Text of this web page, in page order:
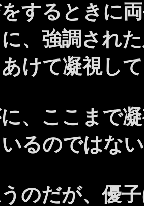
するときに
、強調され
けて凝視し
、ここまで
るのではな
のだが、優